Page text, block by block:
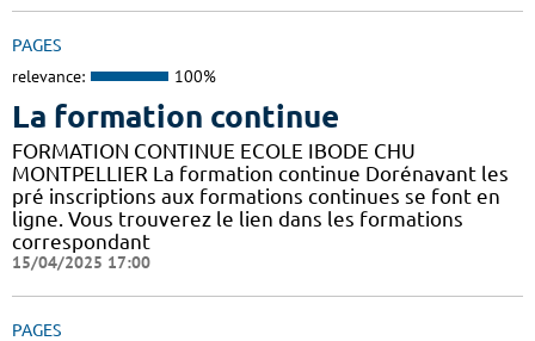
PAGES
relevance: 100%
La formation continue
FORMATION CONTINUE ECOLE IBODE CHU
MONTPELLIER La formation continue Dorénavant les
pré inscriptions aux formations continues se font en
ligne. Vous trouverez le lien dans les formations
correspondant
15/04/2025 17:00
PAGES